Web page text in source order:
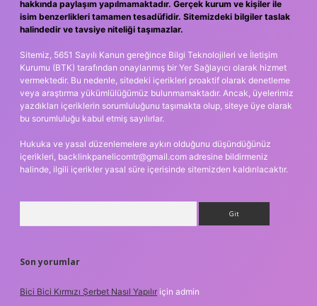
hakkında paylaşım yapılmamaktadır. Gerçek kurum ve kişiler ile
isim benzerlikleri tamamen tesadüfidir. Sitemizdeki bilgiler taslak
halindedir ve tavsiye niteliği taşımazlar.
Sitemiz, 5651 Sayılı Kanun gereğince Bilgi Teknolojileri ve İletişim
Kurumu (BTK) tarafından onaylanmış bir Yer Sağlayıcı olarak hizmet
vermektedir. Bu nedenle, sitedeki içerikleri proaktif olarak denetleme
veya araştırma yükümlülüğümüz bulunmamaktadır. Ancak, üyelerimiz
yazdıkları içeriklerin sorumluluğunu taşımakta olup, siteye üye olarak
bu sorumluluğu kabul etmiş sayılırlar.
Hukuka ve yasal düzenlemelere aykırı olduğunu düşündüğünüz
içerikleri, backlinkpanelicomtr@gmail.com adresine bildirmeniz
halinde, ilgili içerikler yasal süre içerisinde sitemizden kaldırılacaktır.
Son yorumlar
Bici Bici Kırmızı Şerbet Nasıl Yapılır için admin